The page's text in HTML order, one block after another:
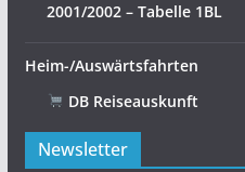
2001/2002 – Tabelle 1BL
Heim-/Auswärtsfahrten
DB Reiseauskunft
Newsletter